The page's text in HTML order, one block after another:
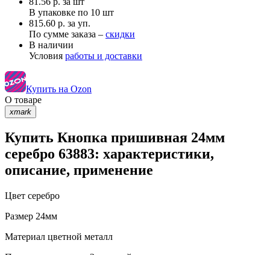
В упаковке по 10 шт
815.60 р. за уп.
По сумме заказа – скидки
В наличии
Условия работы и доставки
Купить на Ozon
О товаре
xmark
Купить Кнопка пришивная 24мм
серебро 63883: характеристики,
описание, применение
Цвет серебро
Размер 24мм
Материал цветной металл